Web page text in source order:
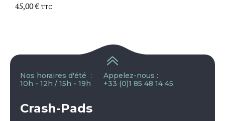
45,00€ TTC
Nos horaires d'été :
10h - 12h / 15h - 19h
Appelez-nous :
+33 (0)1 85 48 14 45
Crash-Pads